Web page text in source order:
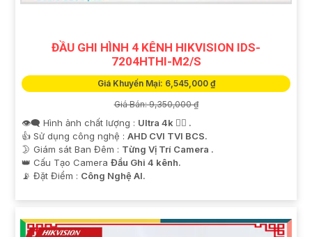
ĐẦU GHI HÌNH 4 KÊNH HIKVISION IDS-
7204HTHI-M2/S
Giá Khuyến Mại: 6,545,000 ₫
Giá Bán: 9,350,000 ₫
👁️‍🗨 Hình ảnh chất lượng : Ultra 4k 👍🏾 .
👍 Sử dụng công nghệ : AHD CVI TVI BCS.
🌛 Giám sát Ban Đêm : Từng Vị Trí Camera .
👑 Cấu Tạo Camera Đầu Ghi 4 kênh.
️📡 Đặt Điểm : Công Nghệ AI.